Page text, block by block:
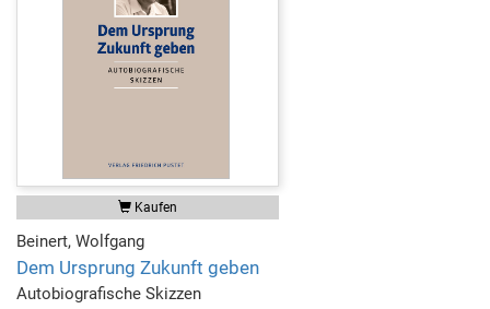
Kaufen
Beinert, Wolfgang
Dem Ursprung Zukunft geben
Autobiografische Skizzen